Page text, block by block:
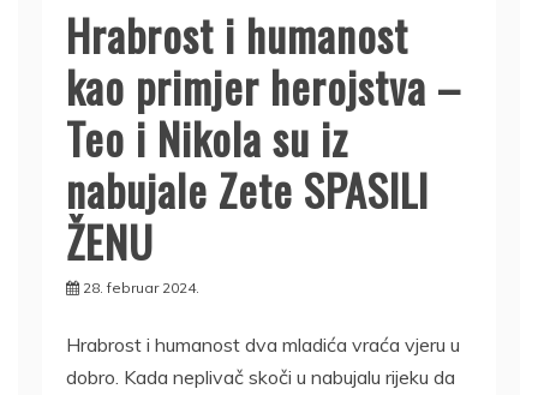
Hrabrost i humanost
kao primjer herojstva –
Teo i Nikola su iz
nabujale Zete SPASILI
ŽENU
28. februar 2024.
Hrabrost i humanost dva mladića vraća vjeru u
dobro. Kada neplivač skoči u nabujalu rijeku da